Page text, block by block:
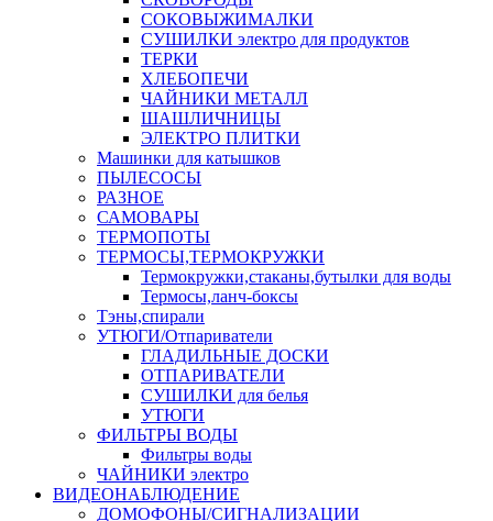
СОКОВЫЖИМАЛКИ
СУШИЛКИ электро для продуктов
ТЕРКИ
ХЛЕБОПЕЧИ
ЧАЙНИКИ МЕТАЛЛ
ШАШЛИЧНИЦЫ
ЭЛЕКТРО ПЛИТКИ
Машинки для катышков
ПЫЛЕСОСЫ
РАЗНОЕ
САМОВАРЫ
ТЕРМОПОТЫ
ТЕРМОСЫ,ТЕРМОКРУЖКИ
Термокружки,стаканы,бутылки для воды
Термосы,ланч-боксы
Тэны,спирали
УТЮГИ/Отпариватели
ГЛАДИЛЬНЫЕ ДОСКИ
ОТПАРИВАТЕЛИ
СУШИЛКИ для белья
УТЮГИ
ФИЛЬТРЫ ВОДЫ
Фильтры воды
ЧАЙНИКИ электро
ВИДЕОНАБЛЮДЕНИЕ
ДОМОФОНЫ/СИГНАЛИЗАЦИИ